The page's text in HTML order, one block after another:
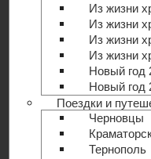
Из жизни
Из жизни
Из жизни
Из жизни
Новый год
Новый год
Поездки и
Черновцы
Тернополь